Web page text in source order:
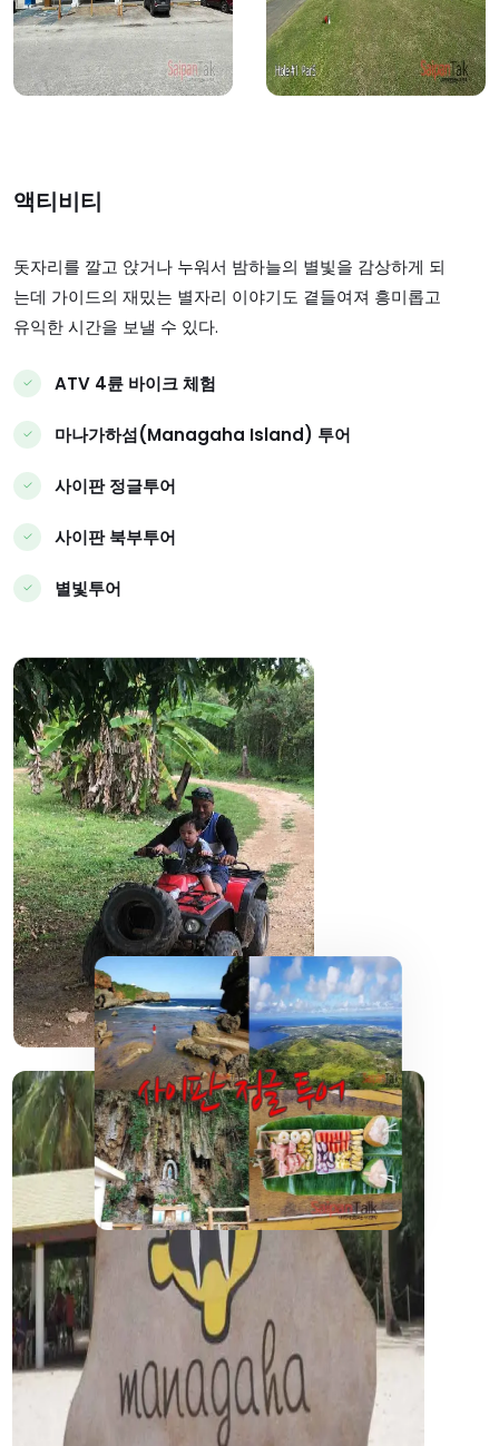
상세보기 상세보기
액티비티
돗자리를 깔고 앉거나 누워서 밤하늘의 별빛을 감상하게 되
는데 가이드의 재밌는 별자리 이야기도 곁들여져 흥미롭고
유익한 시간을 보낼 수 있다.
ATV 4륜 바이크 체험
마나가하섬(Managaha Island) 투어
사이판 정글투어
사이판 북부투어
별빛투어